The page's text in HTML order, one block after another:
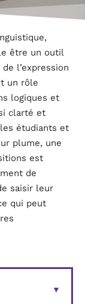
être un outil
l’expression
un rôle
logiques et
clarté et
étudiants et
plume, une
est
de
saisir leur
qui peut